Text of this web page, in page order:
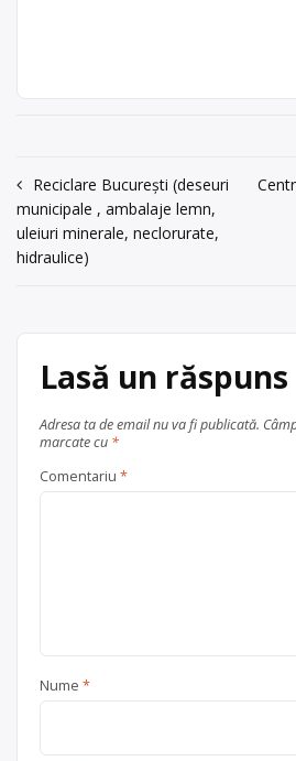
punct de colectare în Zalău, la
adresa: . Sediu social:Municipiul
Zalau, str. Lt. col. Pretorian, nr.21,
bl.N98, ap.9, jud Sălaj 0360-401.284
Fax […]
Navigare
în
articole
Reciclare București (deseuri
municipale , ambalaje lemn,
uleiuri minerale, neclorurate,
hidraulice)
Lasă un răspuns
Adresa ta de email nu va fi publicată.
marcate cu *
Comentariu *
Nume *